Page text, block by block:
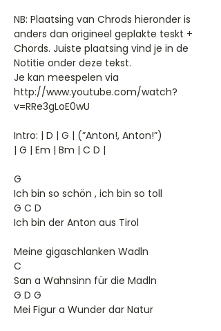
NB: Plaatsing van Chrods hieronder is
anders dan origineel geplakte teskt +
Chords. Juiste plaatsing vind je in de
Notitie onder deze tekst.
Je kan meespelen via
http://www.youtube.com/watch?
v=RRe3gLoE0wU
Intro: | D | G | (”Anton!, Anton!”)
| G | Em | Bm | C D |
G
Ich bin so schön , ich bin so toll
G C D
Ich bin der Anton aus Tirol
Meine gigaschlanken Wadln
C
San a Wahnsinn für die Madln
G D G
Mei Figur a Wunder dar Natur